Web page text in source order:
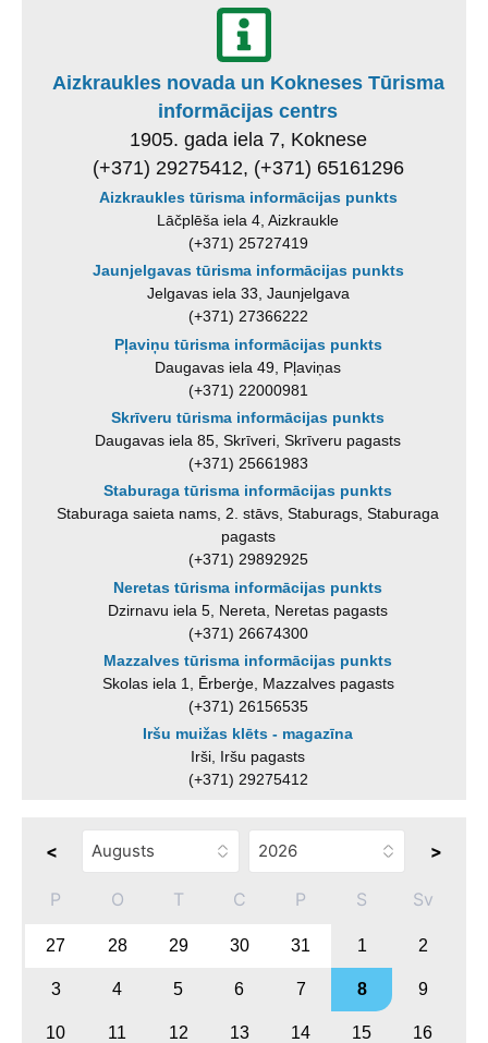
Aizkraukles novada un Kokneses Tūrisma
informācijas centrs
1905. gada iela 7, Koknese
(+371) 29275412, (+371) 65161296
Aizkraukles tūrisma informācijas punkts
Lāčplēša iela 4, Aizkraukle
(+371) 25727419
Jaunjelgavas tūrisma informācijas punkts
Jelgavas iela 33, Jaunjelgava
(+371) 27366222
Pļaviņu tūrisma informācijas punkts
Daugavas iela 49, Pļaviņas
(+371) 22000981
Skrīveru tūrisma informācijas punkts
Daugavas iela 85, Skrīveri, Skrīveru pagasts
(+371) 25661983
Staburaga tūrisma informācijas punkts
Staburaga saieta nams, 2. stāvs, Staburags, Staburaga
pagasts
(+371) 29892925
Neretas tūrisma informācijas punkts
Dzirnavu iela 5, Nereta, Neretas pagasts
(+371) 26674300
Mazzalves tūrisma informācijas punkts
Skolas iela 1, Ērberģe, Mazzalves pagasts
(+371) 26156535
Iršu muižas klēts - magazīna
Irši, Iršu pagasts
(+371) 29275412
< >
P O T C P S Sv
27 28 29 30 31 1 2
3 4 5 6 7 8 9
10 11 12 13 14 15 16